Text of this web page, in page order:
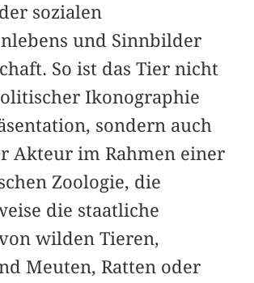
sozialen
und Sinnbilder
So ist das Tier nicht
Ikonographie
sondern auch
Akteur im Rahmen einer
Zoologie, die
die staatliche
wilden Tieren,
Meuten, Ratten oder